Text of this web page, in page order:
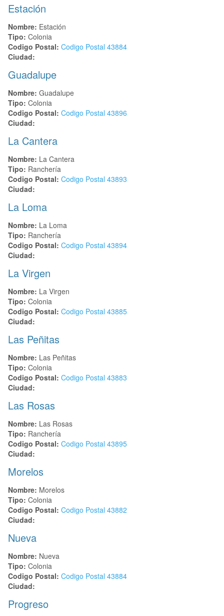
Estación
Nombre: Estación
Tipo: Colonia
Codigo Postal: Codigo Postal 43884
Ciudad:
Guadalupe
Nombre: Guadalupe
Tipo: Colonia
Codigo Postal: Codigo Postal 43896
Ciudad:
La Cantera
Nombre: La Cantera
Tipo: Ranchería
Codigo Postal: Codigo Postal 43893
Ciudad:
La Loma
Nombre: La Loma
Tipo: Ranchería
Codigo Postal: Codigo Postal 43894
Ciudad:
La Virgen
Nombre: La Virgen
Tipo: Colonia
Codigo Postal: Codigo Postal 43885
Ciudad:
Las Peñitas
Nombre: Las Peñitas
Tipo: Colonia
Codigo Postal: Codigo Postal 43883
Ciudad:
Las Rosas
Nombre: Las Rosas
Tipo: Ranchería
Codigo Postal: Codigo Postal 43895
Ciudad:
Morelos
Nombre: Morelos
Tipo: Colonia
Codigo Postal: Codigo Postal 43882
Ciudad:
Nueva
Nombre: Nueva
Tipo: Colonia
Codigo Postal: Codigo Postal 43884
Ciudad:
Progreso